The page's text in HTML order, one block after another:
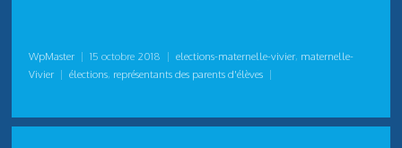
WpMaster | 15 octobre 2018 | elections-maternelle-vivier, maternelle-
Vivier | élections, représentants des parents d'élèves |